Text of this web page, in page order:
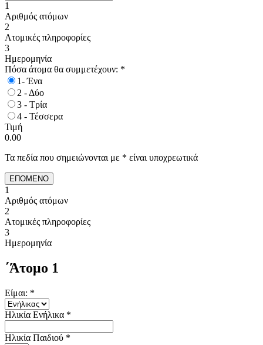
1
Αριθμός ατόμων
2
Ατομικές πληροφορίες
3
Ημερομηνία
Πόσα άτομα θα συμμετέχουν: *
1- Ένα
2 - Δύο
3 - Τρία
4 - Τέσσερα
Τιμή
0.00
Τα πεδία που σημειώνονται με * είναι υποχρεωτικά
ΕΠΟΜΕΝΟ
1
Αριθμός ατόμων
2
Ατομικές πληροφορίες
3
Ημερομηνία
΄Άτομο 1
Είμαι: *
Ηλικία Ενήλικα *
Ηλικία Παιδιού *